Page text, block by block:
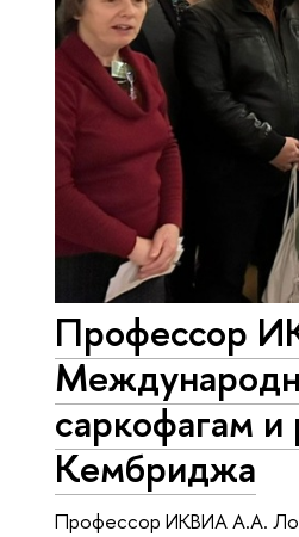
Профессор
саркофагам
Кембриджа
Профессор ИКВИА А.А.